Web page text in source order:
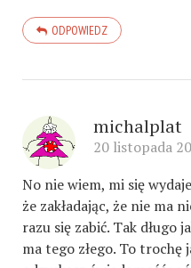
ODPOWIEDZ
michalplat
20 listopada
No nie wiem, mi się
że zakładając, że nie ma
razu się zabić. Tak długo
ma tego złego. To trochę